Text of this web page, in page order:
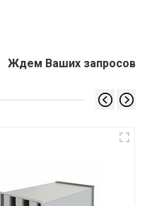
Ждем Ваших запросов